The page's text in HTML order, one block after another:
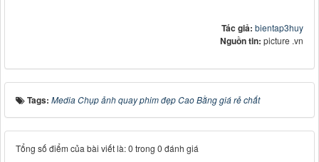
Tác giả: bientap3huy
Nguồn tin: picture .vn
Tags: Media Chụp ảnh quay phim đẹp Cao Bằng giá rẻ chất
Tổng số điểm của bài viết là: 0 trong 0 đánh giá